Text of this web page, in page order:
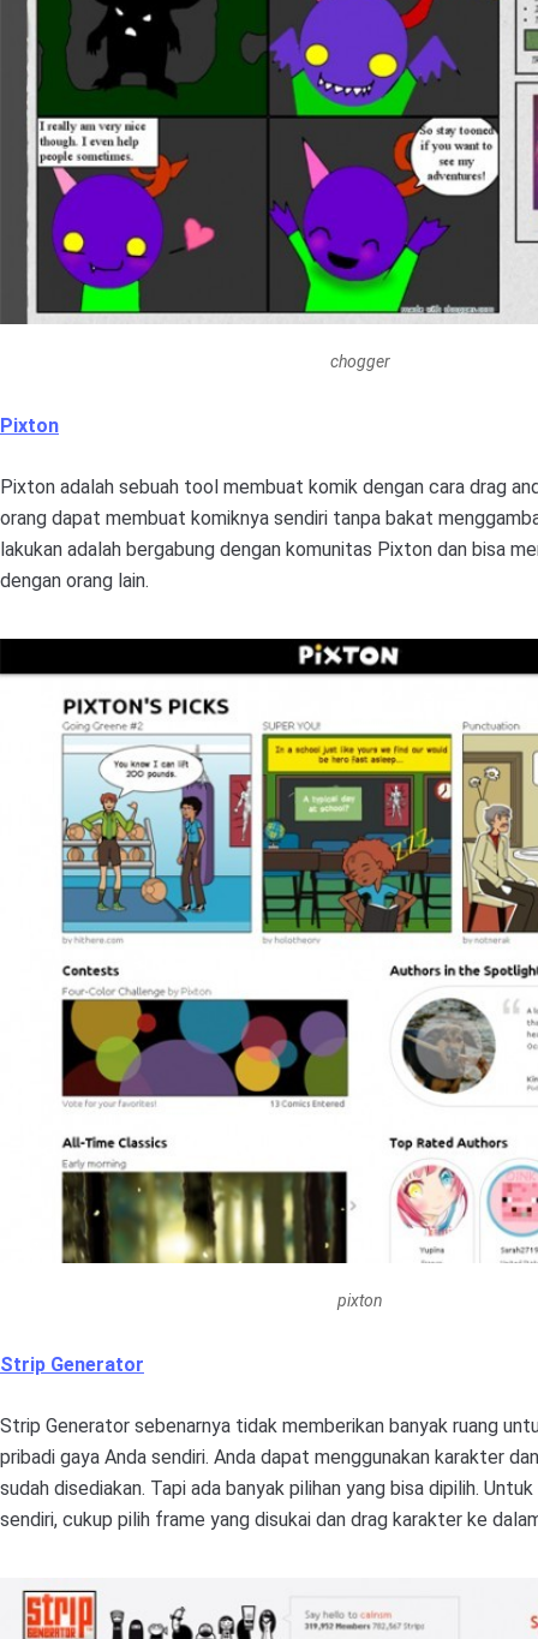
chogger
Pixton
Pixton adalah sebuah tool membuat komik dengan cara drag
orang dapat membuat komiknya sendiri tanpa bakat
lakukan adalah bergabung dengan komunitas Pixton dan bisa
dengan orang lain.
pixton
Strip Generator
Strip Generator sebenarnya tidak memberikan banyak ruang
pribadi gaya Anda sendiri. Anda dapat menggunakan karakter
sudah disediakan. Tapi ada banyak pilihan yang bisa dipilih.
sendiri, cukup pilih frame yang disukai dan drag karakter ke